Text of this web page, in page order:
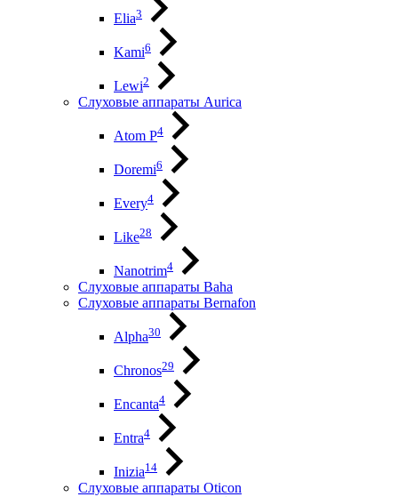
Elia3
Kami6
Lewi2
Слуховые аппараты Aurica
Atom P4
Doremi6
Every4
Like28
Nanotrim4
Слуховые аппараты Baha
Слуховые аппараты Bernafon
Alpha30
Chronos29
Encanta4
Entra4
Inizia14
Слуховые аппараты Oticon